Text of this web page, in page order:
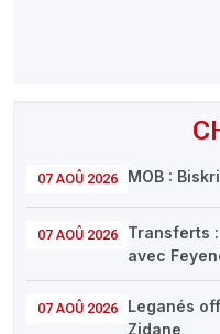
07 AOÛ 2026 MOB :
07 AOÛ 2026
Transferts
avec
07 AOÛ 2026
Leganés
Zidane